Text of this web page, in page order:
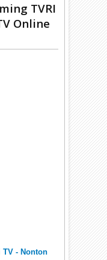
TVRI
Online
TV - Nonton